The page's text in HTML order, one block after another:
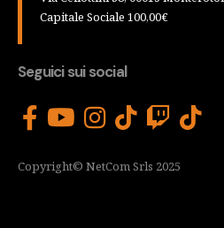
Capitale Sociale 100,00€
Seguici sui social
Copyright© NetCom Srls 2025